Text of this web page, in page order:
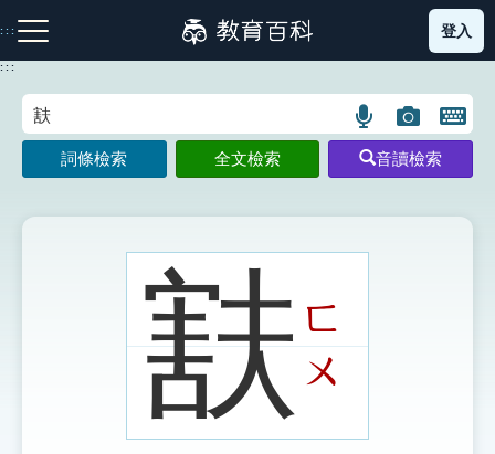
到
主
:::
注音索引圖示 筆畫索引圖示 部首索引表圖示
登入
:::
語
言
搜
示
圖
片
搜
開
鍵
圖
詞條檢索 全文檢索 音讀檢索
㝬ㄈ
ㄨ